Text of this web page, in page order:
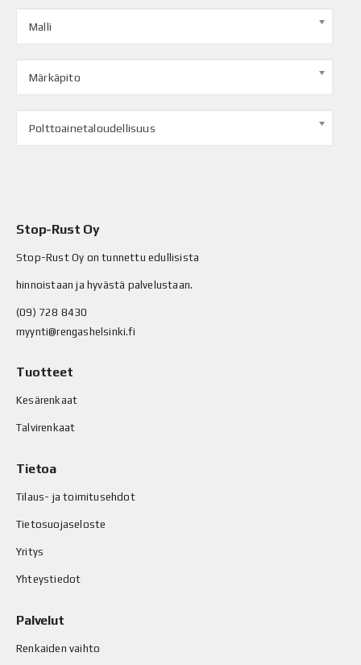
Malli
Märkäpito
Polttoainetaloudellisuus
Stop-Rust Oy
Stop-Rust Oy on tunnettu edullisista
hinnoistaan ja hyvästä palvelustaan.
(09) 728 8430
myynti@rengashelsinki.fi
Tuotteet
Kesärenkaat
Talvirenkaat
Tietoa
Tilaus- ja toimitusehdot
Tietosuojaseloste
Yritys
Yhteystiedot
Palvelut
Renkaiden vaihto